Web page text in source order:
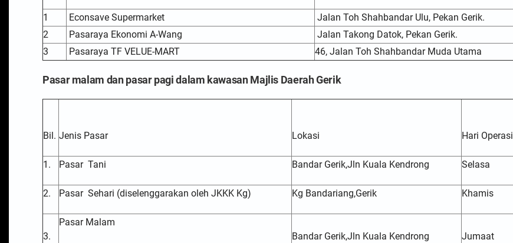
1 Econsave Supermarket
Jalan Toh Shahbandar Ulu, Pekan Gerik.
2
Pasaraya Ekonomi A-Wang
Jalan Takong Datok, Pekan Gerik.
3
Pasaraya TF VELUE-MART 46, Jalan Toh Shahbandar Muda Utama
Pasar malam dan pasar pagi dalam kawasan Majlis Daerah Gerik
Bil. Jenis Pasar Lokasi Hari Operasi
1. Pasar Tani Bandar Gerik,Jln Kuala Kendrong Selasa
2. Pasar Sehari (diselenggarakan oleh JKKK Kg) Kg Bandariang,Gerik Khamis
3.
Pasar Malam
Bandar Gerik,Jln Kuala Kendrong
Jumaat